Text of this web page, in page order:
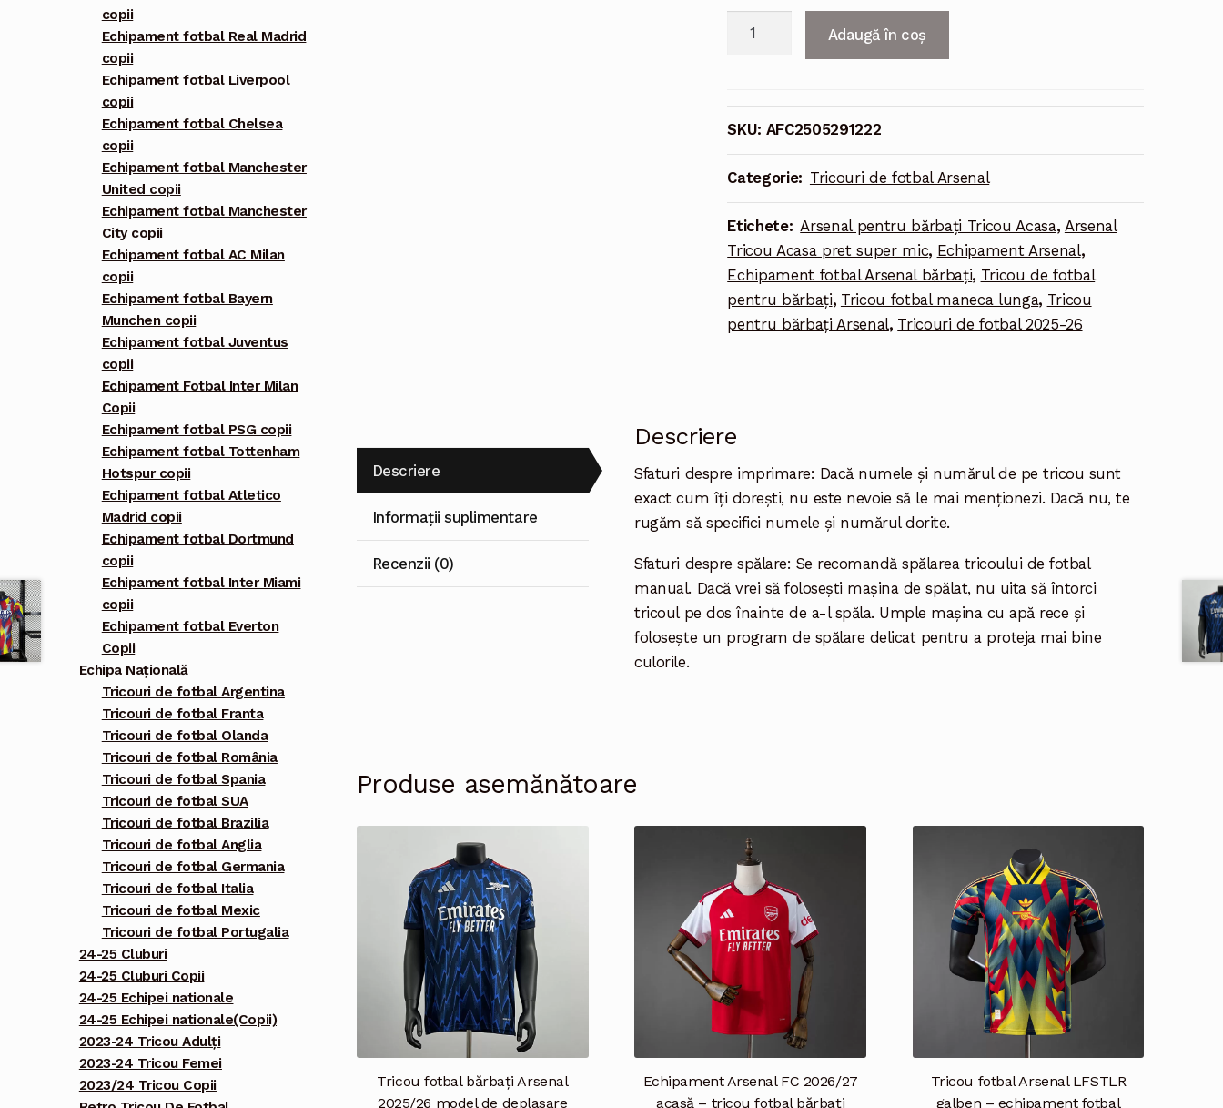
2025/26
Tricou
bărbați
Adaugă în coș
SKU: AFC2505291222
Categorie: Tricouri de fotbal Arsenal
Etichete: Arsenal pentru bărbați Tricou Acasa, Arsenal
Tricou Acasa pret super mic, Echipament Arsenal,
Echipament fotbal Arsenal bărbați, Tricou de fotbal
pentru bărbați, Tricou fotbal maneca lunga, Tricou
pentru bărbați Arsenal, Tricouri de fotbal 2025-26
Descriere
Informații suplimentare
Recenzii (0)
Descriere
Sfaturi despre imprimare: Dacă numele și numărul de pe tricou sunt
exact cum îți dorești, nu este nevoie să le mai menționezi. Dacă nu, te
rugăm să specifici numele și numărul dorite.
Sfaturi despre spălare: Se recomandă spălarea tricoului de fotbal
manual. Dacă vrei să folosești mașina de spălat, nu uita să întorci
tricoul pe dos înainte de a-l spăla. Umple mașina cu apă rece și
folosește un program de spălare delicat pentru a proteja mai bine
culorile.
Produse asemănătoare
Tricou fotbal bărbați Arsenal
2025/26 model de deplasare
Echipament Arsenal FC 2026/27
acasă – tricou fotbal bărbați
Tricou fotbal Arsenal LFSTLR
galben – echipament fotbal
copii
Echipament fotbal Real Madrid
copii
Echipament fotbal Liverpool
copii
Echipament fotbal Chelsea
copii
Echipament fotbal Manchester
United copii
Echipament fotbal Manchester
City copii
Echipament fotbal AC Milan
copii
Echipament fotbal Bayern
Munchen copii
Echipament fotbal Juventus
copii
Echipament Fotbal Inter Milan
Copii
Echipament fotbal PSG copii
Echipament fotbal Tottenham
Hotspur copii
Echipament fotbal Atletico
Madrid copii
Echipament fotbal Dortmund
copii
Echipament fotbal Inter Miami
copii
Echipament fotbal Everton
Copii
Echipa Națională
Tricouri de fotbal Argentina
Tricouri de fotbal Franta
Tricouri de fotbal Olanda
Tricouri de fotbal România
Tricouri de fotbal Spania
Tricouri de fotbal SUA
Tricouri de fotbal Brazilia
Tricouri de fotbal Anglia
Tricouri de fotbal Germania
Tricouri de fotbal Italia
Tricouri de fotbal Mexic
Tricouri de fotbal Portugalia
24-25 Cluburi
24-25 Cluburi Copii
24-25 Echipei nationale
24-25 Echipei nationale(Copii)
2023-24 Tricou Adulți
2023-24 Tricou Femei
2023/24 Tricou Copii